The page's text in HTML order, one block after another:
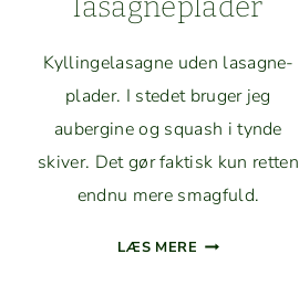
lasagneplader
Kyllinge­lasagne uden lasag­ne­
plad­er. I stedet bruger jeg
aubergine og squash i tyn­de
skiv­er. Det gør fak­tisk kun ret­ten
end­nu mere smagfuld.
LÆS MERE KYLLINGE­